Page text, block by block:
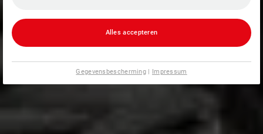
Alles accepteren
Gegevensbescherming | Impressum